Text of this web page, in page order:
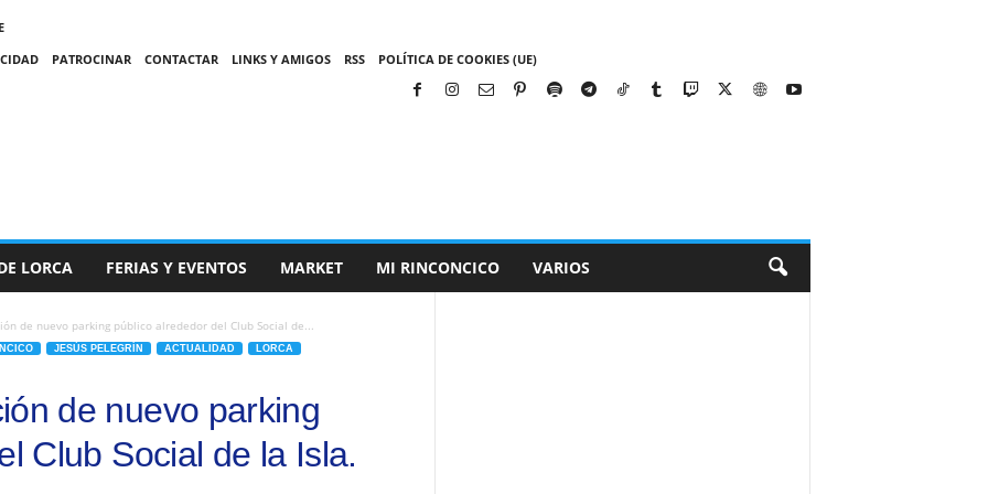
PATROCINAR CONTACTAR LINKS Y AMIGOS RSS POLÍTICA DE COOKIES (UE)
LORCA FERIAS Y EVENTOS MARKET MI RINCONCICO VARIOS
de nuevo parking público alrededor del Club Social de...
JESÚS PELEGRÍN ACTUALIDAD LORCA
de nuevo parking
Club Social de la Isla.